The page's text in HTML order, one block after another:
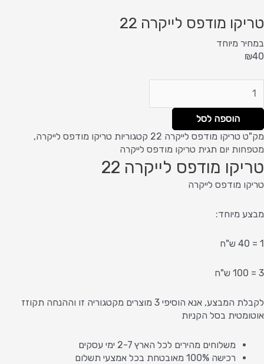
טריקו מודפס לייקרה 22
במחיר מיוחד
₪40
הוספה לסל
מק"ט טריקו מודפס לייקרה 22 קטגוריות טריקו מודפס לייקרה,
מטפחות יום תגית טריקו מודפס לייקרה
טריקו מודפס לייקרה 22
טריקו מודפס לייקרה
מבצע מיוחד:
1 = 40 ש"ח
3 = 100 ש"ח
לקבלת המבצע, אנא הוסיפי 3 מוצרים מקטגוריה זו וההנחה תקוזז
אוטומטית בסל הקניות
משלוחים מהירים לכל הארץ 2-7 ימי עסקים
רכישה 100% מאובטחת בכל אמצעי תשלום